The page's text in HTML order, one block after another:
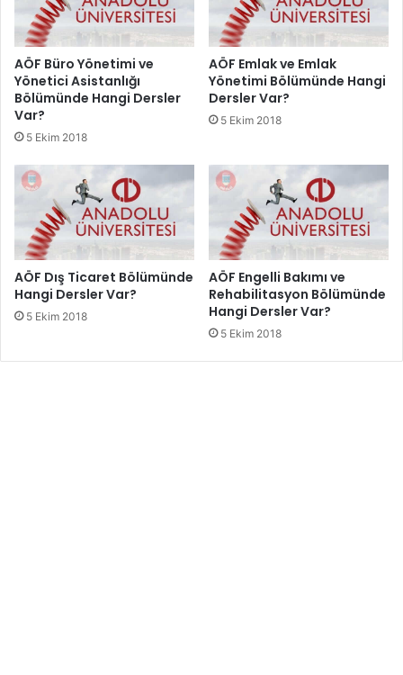
AÖF Büro Yönetimi ve
Yönetici Asistanlığı
Bölümünde Hangi Dersler
Var?
5 Ekim 2018
AÖF Emlak ve Emlak
Yönetimi Bölümünde Hangi
Dersler Var?
5 Ekim 2018
AÖF Dış Ticaret Bölümünde
Hangi Dersler Var?
5 Ekim 2018
AÖF Engelli Bakımı ve
Rehabilitasyon Bölümünde
Hangi Dersler Var?
5 Ekim 2018